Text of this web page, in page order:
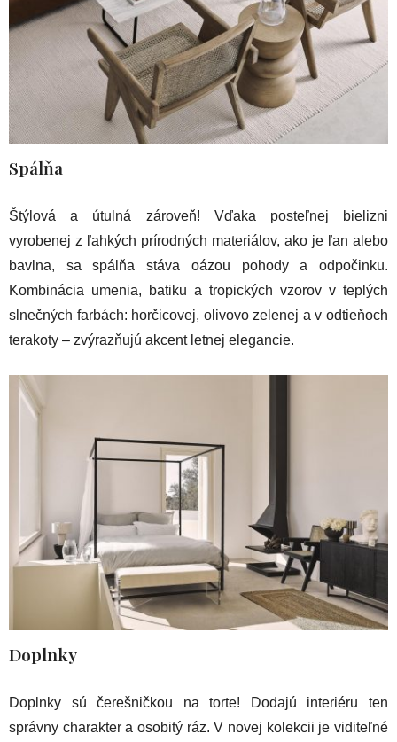
Spálňa
Štýlová a útulná zároveň! Vďaka posteľnej bielizni
vyrobenej z ľahkých prírodných materiálov, ako je ľan alebo
bavlna, sa spálňa stáva oázou pohody a odpočinku.
Kombinácia umenia, batiku a tropických vzorov v teplých
slnečných farbách: horčicovej, olivovo zelenej a v odtieňoch
terakoty – zvýrazňujú akcent letnej elegancie.
Doplnky
Doplnky sú čerešničkou na torte! Dodajú interiéru ten
správny charakter a osobitý ráz. V novej kolekcii je viditeľné